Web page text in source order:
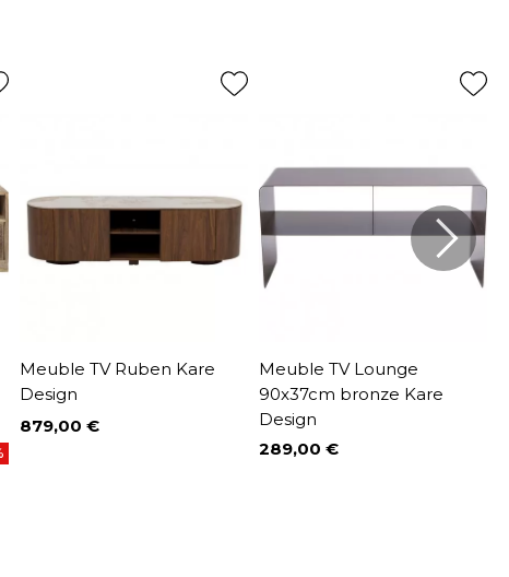
Meuble TV Ruben Kare
Design
Prix
879,00 €
Meuble TV Lounge
90x37cm bronze Kare
Design
Prix
289,00 €